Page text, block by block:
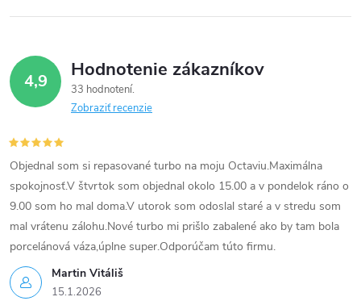
e
p
r
v
k
y
v
ý
p
4,9 Hodnotenie zákazníkov
33 hodnotení
Zobraziť recenzie
Martin Vitáliš
15.1.2026
Objednal som si repasované turbo na moju Octaviu.Maximálna
spokojnosť.V štvrtok som objednal okolo 15.00 a v pondelok ráno o
9.00 som ho mal doma.V utorok som odoslal staré a v stredu som
mal vrátenu zálohu.Nové turbo mi prišlo zabalené ako by tam bola
porcelánová váza,úplne super.Odporúčam túto firmu.